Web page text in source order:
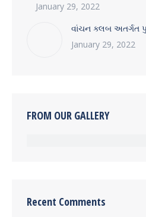
January 29, 2022
વાંચન ક્લબ અતર્ગત
January 29, 2022
FROM OUR GALLERY
Recent Comments